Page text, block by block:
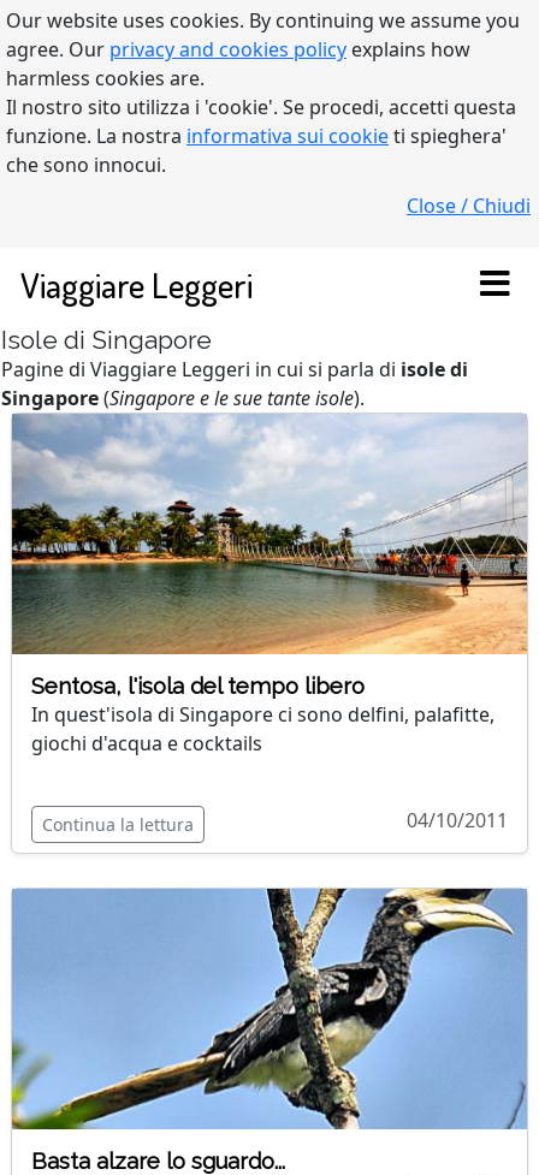
Our website uses cookies. By continuing we assume you
agree. Our privacy and cookies policy explains how
harmless cookies are.
Il nostro sito utilizza i 'cookie'. Se procedi, accetti questa
funzione. La nostra informativa sui cookieti spieghera'
che sono innocui.
Close / Chiudi
Viaggiare Leggeri
Isole di Singapore
Pagine di Viaggiare Leggeri in cui si parla di isole di
Singapore(Singapore e le sue tante isole).
Sentosa, l'isola del tempo libero
In quest'isola di Singapore ci sono delfini, palafitte,
giochi d'acqua e cocktails
Continua la lettura 04/10/2011
Basta alzare lo sguardo...